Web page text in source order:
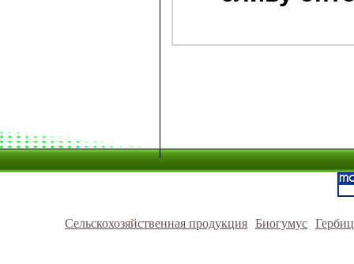
Сельскохозяйственная продукция Биогумус